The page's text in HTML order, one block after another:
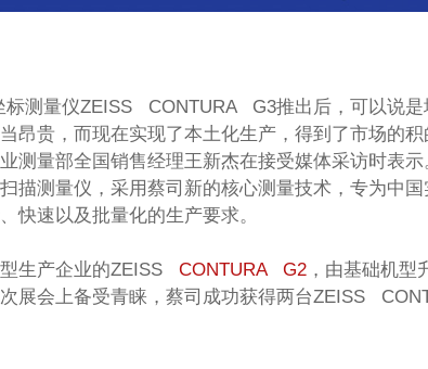
标测量仪ZEISS CONTURA G3推出后，可以说
昂贵，而现在实现了本土化生产，得到了市场的
测量部全国销售经理王新杰在接受媒体采访时表
描测量仪，采用蔡司新的核心测量技术，专为中
快速以及批量化的生产要求。
生产企业的ZEISS CONTURA G2 ，由基础机型
展会上备受青睐，蔡司成功获得两台ZEISS